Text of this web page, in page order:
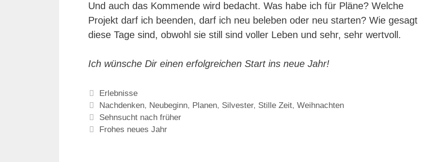
Und auch das Kommende wird bedacht. Was habe ich für Pläne? Welche
Projekt darf ich beenden, darf ich neu beleben oder neu starten? Wie gesagt
diese Tage sind, obwohl sie still sind voller Leben und sehr, sehr wertvoll.
Ich wünsche Dir einen erfolgreichen Start ins neue Jahr!
Kategorien
Erlebnisse
Schlagwörter
Nachdenken, Neubeginn, Planen, Silvester, Stille Zeit,Weihnachten
Sehnsucht nach früher
Frohes neues Jahr